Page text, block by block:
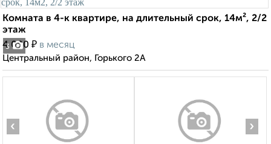
3
Комната в 4-к квартире, на длительный срок, 14м², 2/2
этаж
4 000 ₽ в месяц
Центральный район, Горького 2А
‹ ›